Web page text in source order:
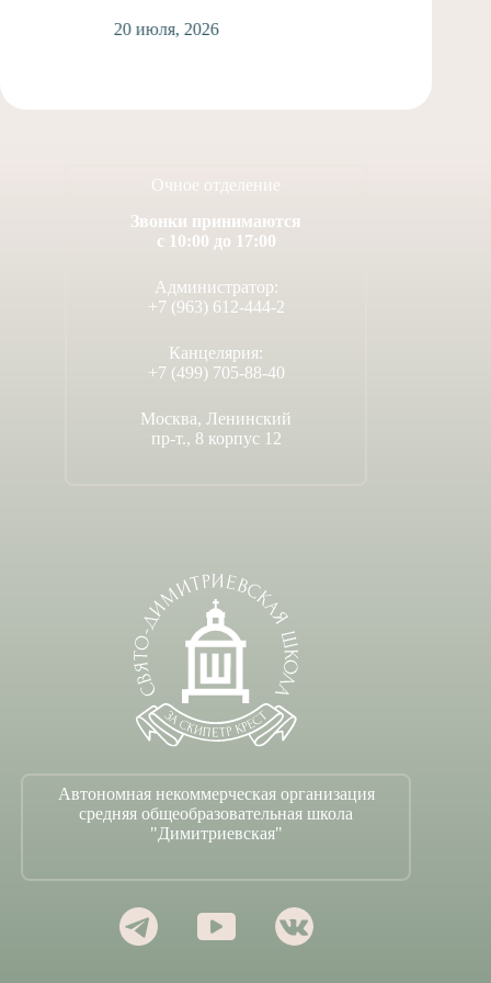
20 июля, 2026
Очное отделение
Звонки принимаются
с 10:00 до 17:00
Администратор:
+7 (963) 612-444-2
Канцелярия:
+7 (499) 705-88-40
Москва, Ленинский
пр-т., 8 корпус 12
Автономная некоммерческая организация
средняя общеобразовательная школа
"Димитриевская"